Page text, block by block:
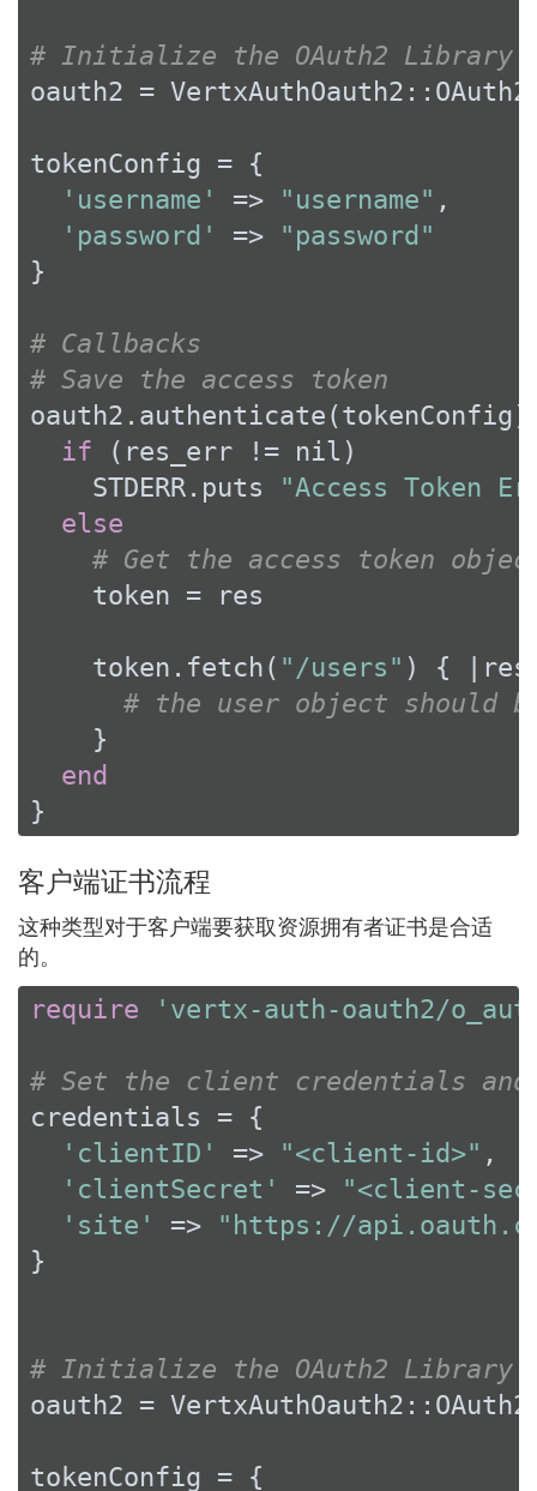
# Initialize the OAuth2 Library
oauth2 =
tokenConfig = {
'username'
=> "username" ,
'password'
=>
"password"
}
# Callbacks
# Save the access token
if (res_err != nil )
    STDERR.puts
"Access Token
else
# Get the access token
    token = res
    token.fetch(
"/users" ) {
# the user object should
    }
end
}
客户端证书流程
这种类型对于客户端要获取资源拥有者证书是合适
的。
require 'vertx-auth-oauth2/
# Set the client credentials and
credentials = {
'clientID'
=> "<client-id>" ,
'clientSecret'
=>
"<client-
'site'
=>
"https://
}
# Initialize the OAuth2 Library
oauth2 =
tokenConfig = {